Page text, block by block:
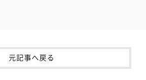
元記事へ戻る